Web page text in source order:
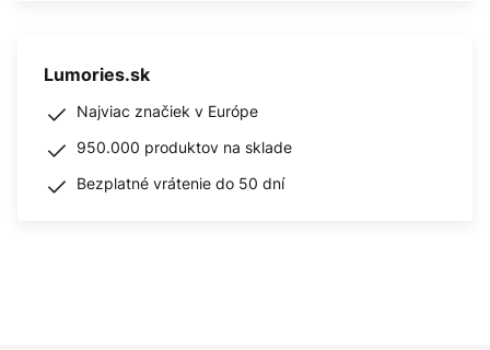
Lumories.sk
Najviac značiek v Európe
950.000 produktov na sklade
Bezplatné vrátenie do 50 dní